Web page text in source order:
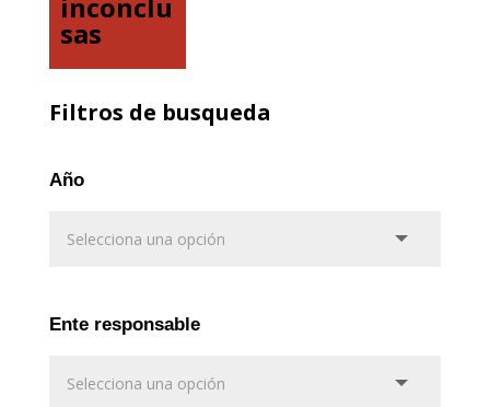
sas
Filtros de busqueda
Año
Ente responsable